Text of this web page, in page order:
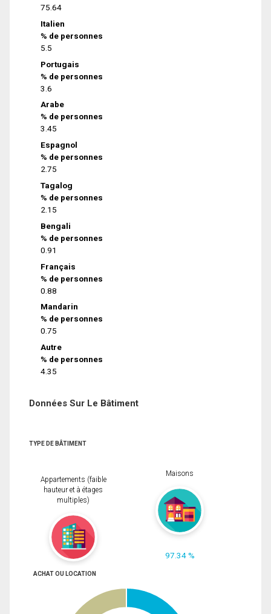
75.64
Italien
% de personnes
5.5
Portugais
% de personnes
3.6
Arabe
% de personnes
3.45
Espagnol
% de personnes
2.75
Tagalog
% de personnes
2.15
Bengali
% de personnes
0.91
Français
% de personnes
0.88
Mandarin
% de personnes
0.75
Autre
% de personnes
4.35
Données Sur Le Bâtiment
TYPE DE BÂTIMENT
Appartements (faible
hauteur et à étages
multiples)
Maisons
97.34 %
ACHAT OU LOCATION